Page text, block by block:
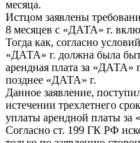
месяца.
Истцом заявлены
8 месяцев с «ДАТА» г.
Тогда как, согласно
«ДАТА» г. должна была
арендная плата за «ДАТА»
позднее «ДАТА» г.
Данное заявление,
истечении трехлетнего
уплаты арендной платы
Согласно ст. 199 ГК РФ